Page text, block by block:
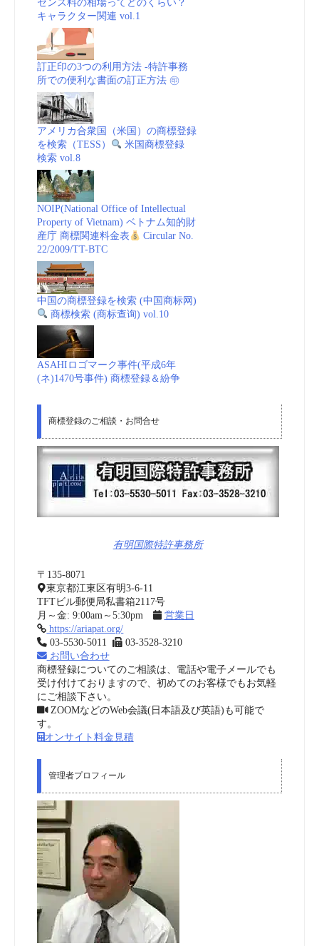
センス料の相場ってどのくらい？
キャラクター関連 vol.1
訂正印の3つの利用方法 -特許事務
所での便利な書面の訂正方法 ㊞
アメリカ合衆国（米国）の商標登録
を検索（TESS）
米国商標登録
検索 vol.8
NOIP(National Office of Intellectual
Property of Vietnam) ベトナム知的財
産庁 商標関連料金表
Circular No.
22/2009/TT-BTC
中国の商標登録を検索 (中国商标网)
商標検索 (商标查询) vol.10
ASAHIロゴマーク事件(平成6年
(ネ)1470号事件) 商標登録＆紛争
商標登録のご相談・お問合せ
有明国際特許事務所
〒135-8071
東京都江東区有明3-6-11
TFTビル郵便局私書箱2117号
月～金: 9:00am～5:30pm
営業日
https://ariapat.org/
03-5530-5011
03-3528-3210
お問い合わせ
商標登録についてのご相談は、電話や電子メールでも
受け付けておりますので、初めてのお客様でもお気軽
にご相談下さい。
ZOOMなどのWeb会議(日本語及び英語)も可能で
す。
オンサイト料金見積
管理者プロフィール